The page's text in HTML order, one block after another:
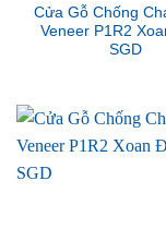
Cửa Gỗ Chống
Veneer P1R2
SGD